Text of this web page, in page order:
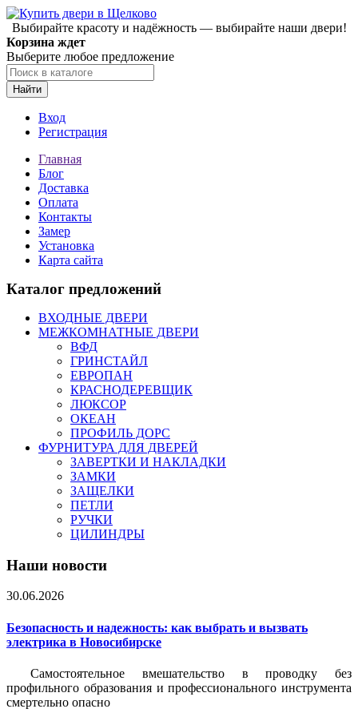
Выбирайте красоту и надёжность — выбирайте наши двери!
Корзина ждет
Выберите любое предложение
Найти
Вход
Регистрация
Главная
Блог
Доставка
Оплата
Контакты
Замер
Установка
Карта сайта
Каталог предложений
ВХОДНЫЕ ДВЕРИ
МЕЖКОМНАТНЫЕ ДВЕРИ
ВФД
ГРИНСТАЙЛ
ЕВРОПАН
КРАСНОДЕРЕВЩИК
ЛЮКСОР
ОКЕАН
ПРОФИЛЬ ДОРС
ФУРНИТУРА ДЛЯ ДВЕРЕЙ
ЗАВЕРТКИ И НАКЛАДКИ
ЗАМКИ
ЗАЩЕЛКИ
ПЕТЛИ
РУЧКИ
ЦИЛИНДРЫ
Наши новости
30.06.2026
Безопасность и надежность: как выбрать и вызвать
электрика в Новосибирске
Самостоятельное вмешательство в проводку без
профильного образования и профессионального инструмента
смертельно опасно